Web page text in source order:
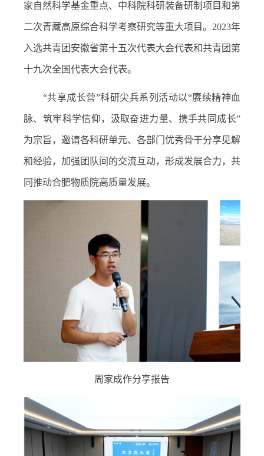
家自然科学基金重点、中科院科研装备研制项目和第
二次青藏高原综合科学考察研究等重大项目。 2023年
入选共青团安徽省第十五次代表大会代表和共青团第
十九次全国代表大会代表。
“共享成长营”科研尖兵系列活动以“赓续精神血
脉、筑牢科学信仰，汲取奋进力量、携手共同成长”
为宗旨，邀请各科研单元、各部门优秀骨干分享见解
和经验，加强团队间的交流互动，形成发展合力，共
同推动合肥物质院高质量发展。
周家成作分享报告